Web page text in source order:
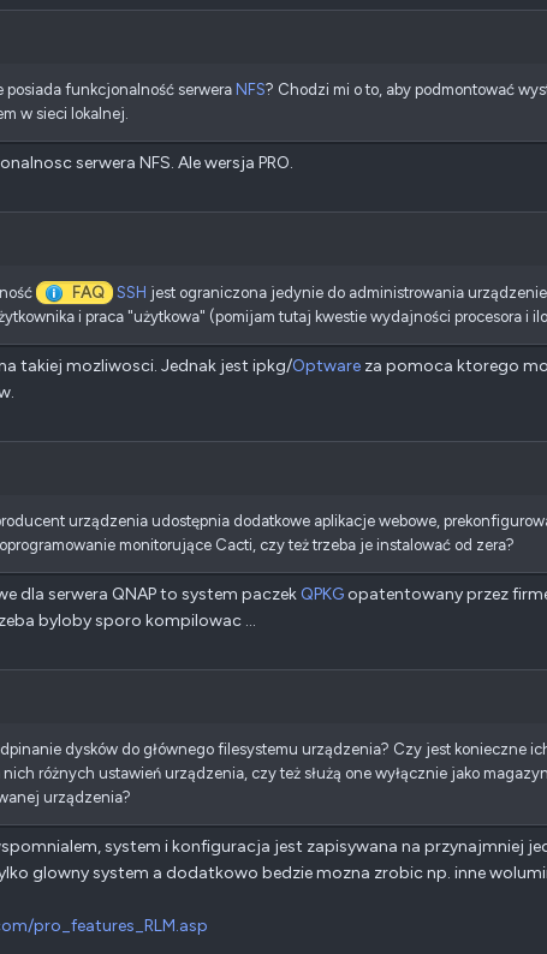
posiada funkcjonalność serwera NFS? Chodzi mi o to, aby podmontować
w sieci lokalnej.
serwera NFS. Ale wersja PRO.
FAQ SSH jest ograniczona jedynie do administrowania
i praca "użytkowa" (pomijam tutaj kwestie wydajności procesora i
takiej mozliwosci. Jednak jest ipkg/Optware za pomoca ktorego
urządzenia udostępnia dodatkowe aplikacje webowe,
monitorujące Cacti, czy też trzeba je instalować od zera?
dla serwera QNAP to system paczek QPKG opatentowany przez
byloby sporo kompilowac ...
dysków do głównego filesystemu urządzenia? Czy jest konieczne
różnych ustawień urządzenia, czy też służą one wyłącznie jako
urządzenia?
system i konfiguracja jest zapisywana na przynajmniej
glowny system a dodatkowo bedzie mozna zrobic np. inne
pro_features_RLM.asp